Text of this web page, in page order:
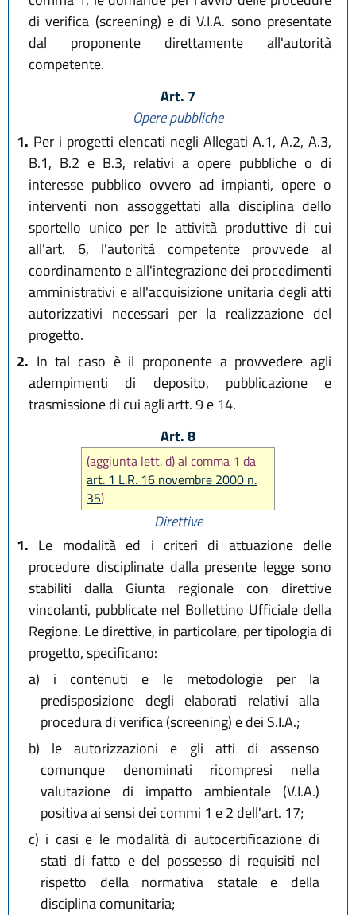
di verifica (screening) e di V.I.A. sono presentate
dal proponente direttamente all'autorità
competente.
Art. 7
Opere pubbliche
1. Per i progetti elencati negli Allegati A.1, A.2, A.3,
B.1, B.2 e B.3, relativi a opere pubbliche o di
interesse pubblico ovvero ad impianti, opere o
interventi non assoggettati alla disciplina dello
sportello unico per le attività produttive di cui
all'art. 6, l'autorità competente provvede al
coordinamento e all'integrazione dei procedimenti
amministrativi e all'acquisizione unitaria degli atti
autorizzativi necessari per la realizzazione del
progetto.
2. In tal caso è il proponente a provvedere agli
adempimenti di deposito, pubblicazione e
trasmissione di cui agli artt. 9 e 14.
Art. 8
(aggiunta lett. d) al comma 1 da
art. 1 L.R. 16 novembre 2000 n.
35)
Direttive
1. Le modalità ed i criteri di attuazione delle
procedure disciplinate dalla presente legge sono
stabiliti dalla Giunta regionale con direttive
vincolanti, pubblicate nel Bollettino Ufficiale della
Regione. Le direttive, in particolare, per tipologia di
progetto, specificano:
a) i contenuti e le metodologie per la
predisposizione degli elaborati relativi alla
procedura di verifica (screening) e dei S.I.A.;
b) le autorizzazioni e gli atti di assenso
comunque denominati ricompresi nella
valutazione di impatto ambientale (V.I.A.)
positiva ai sensi dei commi 1 e 2 dell'art. 17;
c) i casi e le modalità di autocertificazione di
stati di fatto e del possesso di requisiti nel
rispetto della normativa statale e della
disciplina comunitaria;